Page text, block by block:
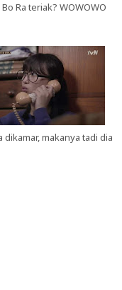
Ra teriak? WOWOWO
makanya tadi dia